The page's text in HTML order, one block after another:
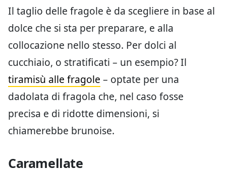
Il taglio delle fragole è da scegliere in base al
dolce che si sta per preparare, e alla
collocazione nello stesso. Per dolci al
cucchiaio, o stratificati – un esempio? Il
tiramisù alle fragole – optate per una
dadolata di fragola che, nel caso fosse
precisa e di ridotte dimensioni, si
chiamerebbe brunoise.
Caramellate